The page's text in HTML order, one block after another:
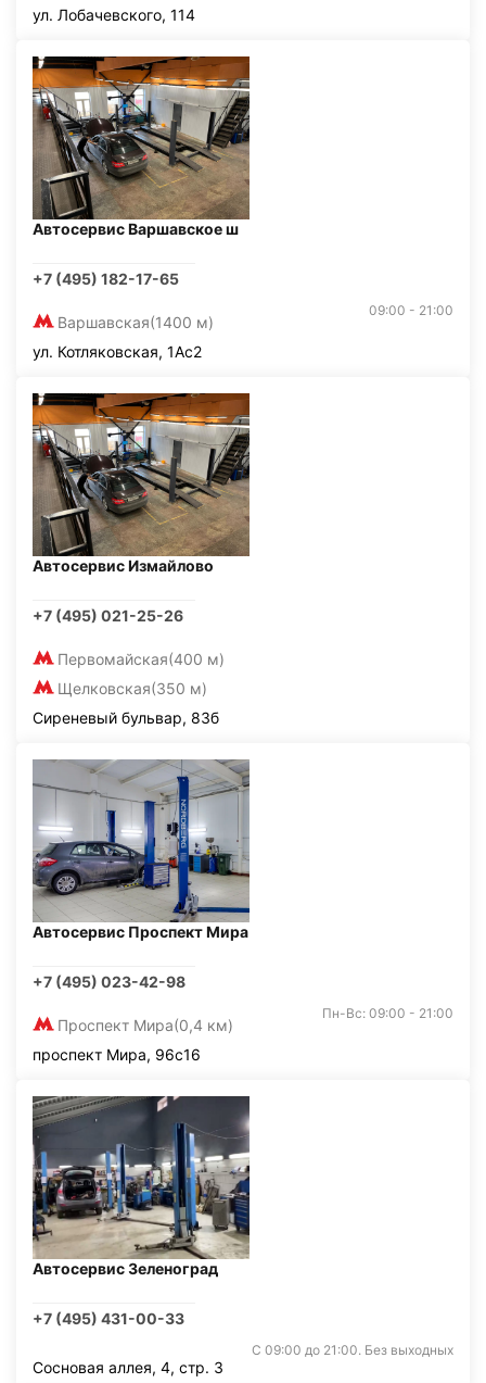
ул. Лобачевского, 114
Автосервис Варшавское ш
+7 (495) 182-17-65
Варшавская(1400 м)
09:00 - 21:00
ул. Котляковская, 1Ас2
Автосервис Измайлово
+7 (495) 021-25-26
Первомайская(400 м)
Щелковская(350 м)
Сиреневый бульвар, 83б
Автосервис Проспект Мира
+7 (495) 023-42-98
Проспект Мира(0,4 км)
Пн-Вс: 09:00 - 21:00
проспект Мира, 96с16
Автосервис Зеленоград
+7 (495) 431-00-33
С 09:00 до 21:00. Без выходных
Сосновая аллея, 4, стр. 3